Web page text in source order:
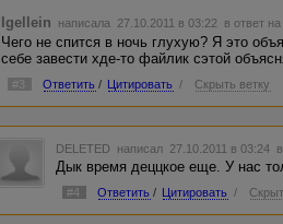
Igellein написала 27.10.2011 в 03:22 в ответ
Чего не спится в ночь глухую? Я это
себе завести хде-то файлик сэтой
#3 Ответить / Цитировать / Скрыть ветку
DELETED написал 27.10.2011 в 03:24
Дык время деццкое еще. У нас
#4 Ответить / Цитировать /